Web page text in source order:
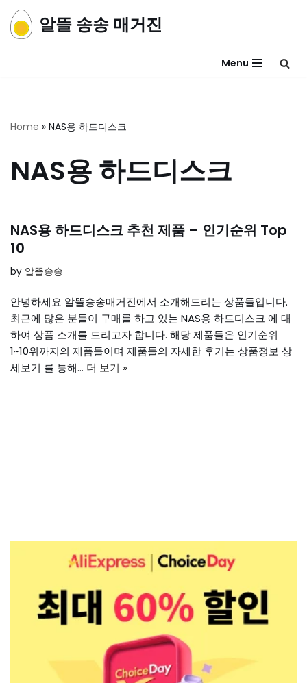
콘
알뜰 송송 매거진
Menu
Home » NAS용 하드디스크
NAS용 하드디스크
NAS용 하드디스크 추천 제품 – 인기순위 Top
10
by 알뜰송송
안녕하세요 알뜰송송매거진에서 소개해드리는 상품들입니다.
최근에 많은 분들이 구매를 하고 있는 NAS용 하드디스크 에 대
하여 상품 소개를 드리고자 합니다. 해당 제품들은 인기순위
1~10위까지의 제품들이며 제품들의 자세한 후기는 상품정보 상
세보기 를 통해… 더 보기 »